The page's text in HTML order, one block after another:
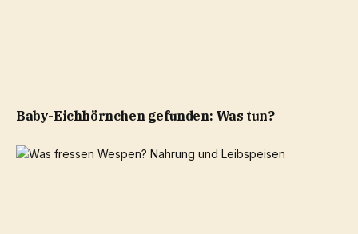
Baby-Eichhörnchen gefunden: Was tun?